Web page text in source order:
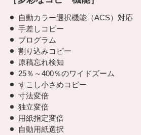
自動カラー選択機能（ACS）対応
手差しコピー
プログラム
割り込みコピー
原稿忘れ検知
25％～400％のワイドズーム
すこし小さめコピー
寸法変倍
独立変倍
用紙指定変倍
自動用紙選択